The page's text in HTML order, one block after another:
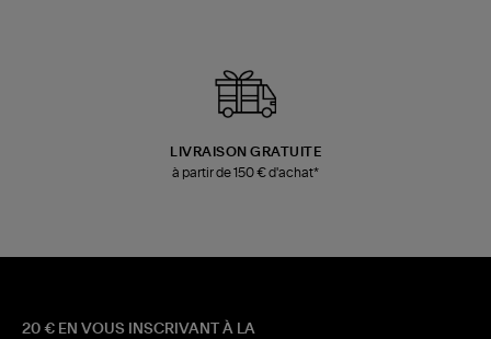
LIVRAISON GRATUITE
à partir de 150 € d'achat*
20 € EN VOUS INSCRIVANT À LA